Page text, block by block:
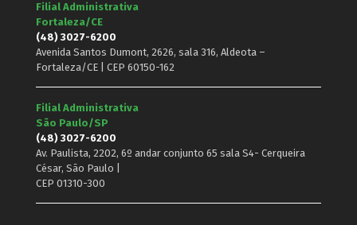
Filial Administrativa
Fortaleza/CE
(48) 3027-6200
Avenida Santos Dumont, 2626, sala 316, Aldeota –
Fortaleza/CE | CEP 60150-162
Filial Administrativa
São Paulo/SP
(48) 3027-6200
Av. Paulista, 2202, 6º andar conjunto 65 sala S4- Cerqueira
César, São Paulo |
CEP 01310-300